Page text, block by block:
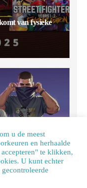
van fysieke
met GTA 6
u de meest
en herhaalde
te klikken,
U kunt echter
of cookies: